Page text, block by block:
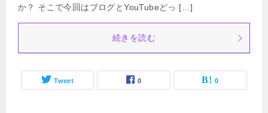
か？ そこで今回はブログとYouTubeどっ […]
続きを読む
Tweet 0 0